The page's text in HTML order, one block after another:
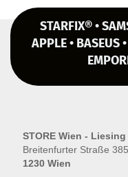
STARFIX® •
APPLE • BASEUS
STORE Wien - Liesing
Breitenfurter Straße 385
1230 Wien